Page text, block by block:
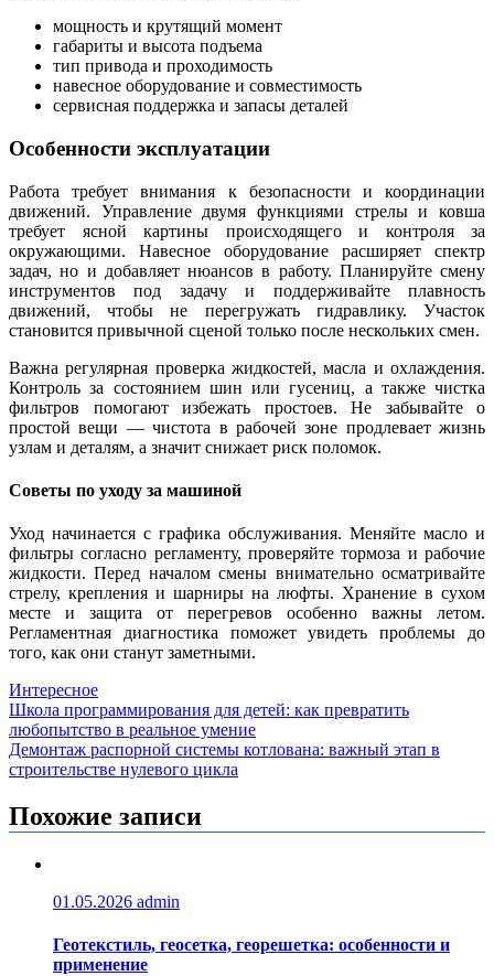
мощность и крутящий момент
габариты и высота подъема
тип привода и проходимость
навесное оборудование и совместимость
сервисная поддержка и запасы деталей
Особенности эксплуатации
Работа требует внимания к безопасности и координации
движений. Управление двумя функциями стрелы и ковша
требует ясной картины происходящего и контроля за
окружающими. Навесное оборудование расширяет спектр
задач, но и добавляет нюансов в работу. Планируйте смену
инструментов под задачу и поддерживайте плавность
движений, чтобы не перегружать гидравлику. Участок
становится привычной сценой только после нескольких смен.
Важна регулярная проверка жидкостей, масла и охлаждения.
Контроль за состоянием шин или гусениц, а также чистка
фильтров помогают избежать простоев. Не забывайте о
простой вещи — чистота в рабочей зоне продлевает жизнь
узлам и деталям, а значит снижает риск поломок.
Советы по уходу за машиной
Уход начинается с графика обслуживания. Меняйте масло и
фильтры согласно регламенту, проверяйте тормоза и рабочие
жидкости. Перед началом смены внимательно осматривайте
стрелу, крепления и шарниры на люфты. Хранение в сухом
месте и защита от перегревов особенно важны летом.
Регламентная диагностика поможет увидеть проблемы до
того, как они станут заметными.
Интересное
Навигация
по
записям
Школа программирования для детей: как превратить
любопытство в реальное умение
Демонтаж распорной системы котлована: важный этап в
строительстве нулевого цикла
Похожие записи
01.05.2026 admin
Геотекстиль, геосетка, георешетка: особенности и
применение